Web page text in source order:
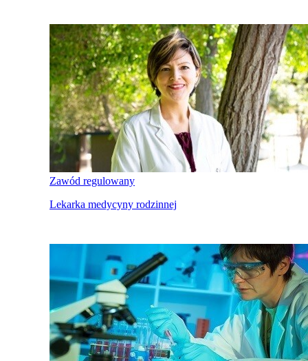
Zawód regulowany
Lekarka medycyny rodzinnej